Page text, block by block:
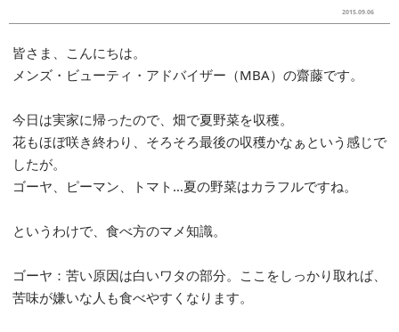
2015.09.06
皆さま、こんにちは。
メンズ・ビューティ・アドバイザー（MBA）の齋藤です。
今日は実家に帰ったので、畑で夏野菜を収穫。
花もほぼ咲き終わり、そろそろ最後の収穫かなぁという感じで
したが。
ゴーヤ、ピーマン、トマト…夏の野菜はカラフルですね。
というわけで、食べ方のマメ知識。
ゴーヤ：苦い原因は白いワタの部分。ここをしっかり取れば、
苦味が嫌いな人も食べやすくなります。